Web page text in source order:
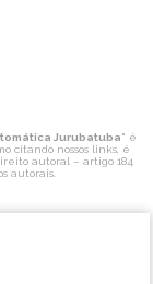
Jurubatuba" é
citando nossos links, é
autoral – artigo 184
autorais.